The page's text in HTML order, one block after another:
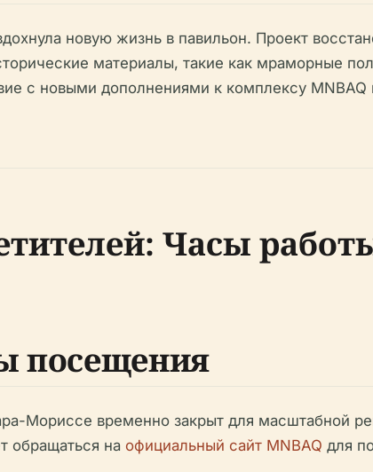
новую жизнь в павильон. Проект
материалы, такие как мраморные
с новыми дополнениями к комплексу
Часы
посещения
Мориссе временно закрыт для масштабной
обращаться на официальный сайт MNBAQ для